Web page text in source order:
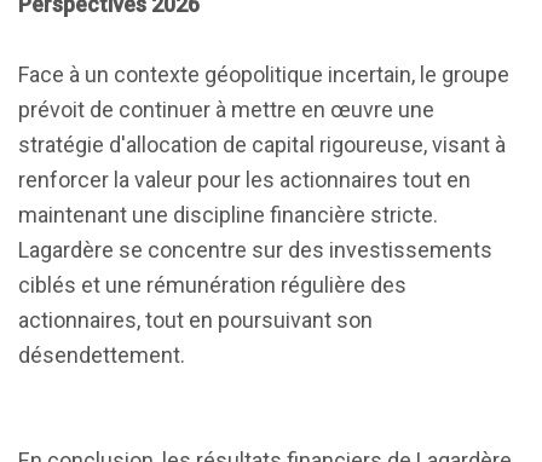
Face à un contexte géopolitique incertain, le groupe
prévoit de continuer à mettre en œuvre une
stratégie d'allocation de capital rigoureuse, visant à
renforcer la valeur pour les actionnaires tout en
maintenant une discipline financière stricte.
Lagardère se concentre sur des investissements
ciblés et une rémunération régulière des
actionnaires, tout en poursuivant son
désendettement.